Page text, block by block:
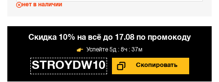
нет в наличии
Cкидка 10% на всё до 17.08 по промокоду
STROYDW10
5д : 8ч : 37м